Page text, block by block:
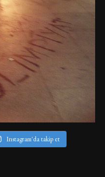
Instagram'da takip et